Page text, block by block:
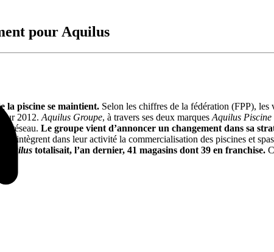
pour Aquilus
la piscine se maintient. Selon les chiffres de la fédération (FPP), les
sur 2012. Aquilus Groupe, à travers ses deux marques Aquilus Piscine
réseau. Le groupe vient d’annoncer un changement dans sa
intègrent dans leur activité la commercialisation des piscines et spas
Aquilus totalisait, l’an dernier, 41 magasins dont 39 en franchise.